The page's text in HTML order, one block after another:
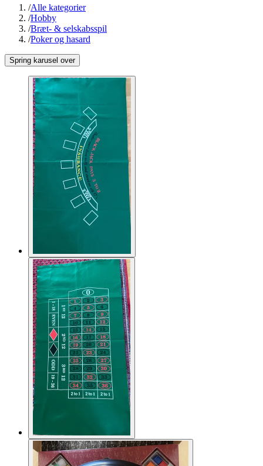
/Alle kategorier
/Hobby
/Bræt- & selskabsspil
/Poker og hasard
Spring karusel over